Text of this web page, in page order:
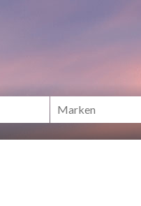
online